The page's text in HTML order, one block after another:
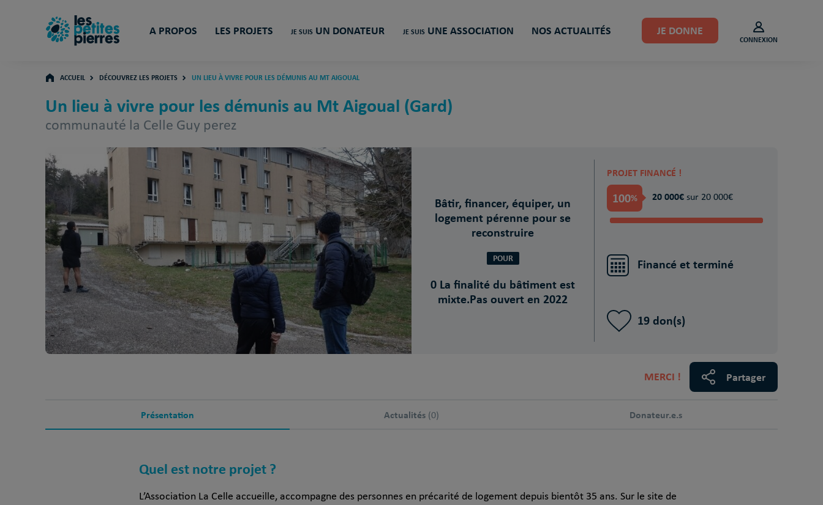
A PROPOS LES PROJETS JE SUIS UN DONATEUR JE SUIS UNE ASSOCIATION NOS ACTUALITÉS JE DONNE
CONNEXION
ACCUEIL DÉCOUVREZ LES PROJETS UN LIEU À VIVRE POUR LES DÉMUNIS AU MT AIGOUAL
Un lieu à vivre pour les démunis au Mt Aigoual (Gard)
communauté la Celle Guy perez
Bâtir, financer, équiper, un
logement pérenne pour se
reconstruire
POUR
0 La finalité du bâtiment est
mixte.Pas ouvert en 2022
PROJET FINANCÉ !
100% 20 000€ sur 20 000€
Financé et terminé
19 don(s)
MERCI ! Partager
Présentation Actualités (0) Donateur.e.s
Quel est notre projet ?
L’Association La Celle accueille, accompagne des personnes en précarité de logement depuis bientôt 35 ans. Sur le site de